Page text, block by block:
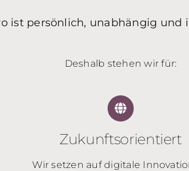
ist persönlich, unabhängig und
Deshalb stehen wir für:
Zukunftsorientiert
Wir setzen auf digitale